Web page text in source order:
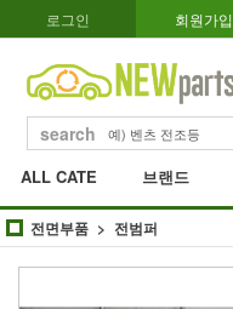
로그인 회원가입
search
ALL CATE 브랜드
전면부품 전범퍼